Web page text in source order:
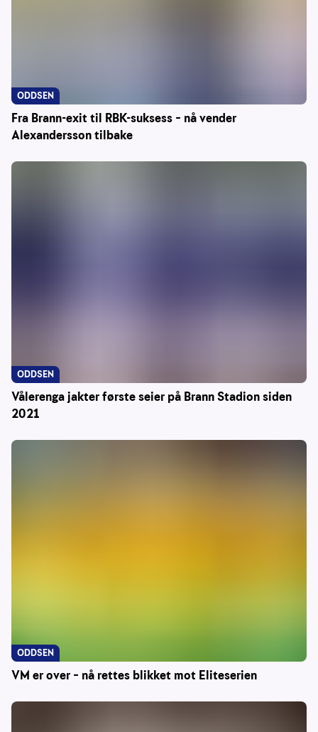
Fra Brann-exit til RBK-suksess – nå vender
Alexandersson tilbake
ODDSEN
Vålerenga jakter første seier på Brann Stadion siden
2021
ODDSEN
VM er over – nå rettes blikket mot Eliteserien
ODDSEN